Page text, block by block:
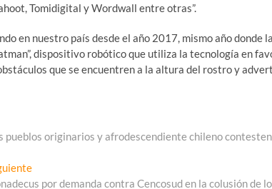
Tomidigital y Wordwall entre otras”.
en nuestro país desde el año 2017, mismo año donde
dispositivo robótico que utiliza la tecnología en
que se encuentren a la altura del rostro y
pueblos originarios y afrodescendiente chileno
Entrada
siguiente:
por demanda contra Cencosud en la colusión de